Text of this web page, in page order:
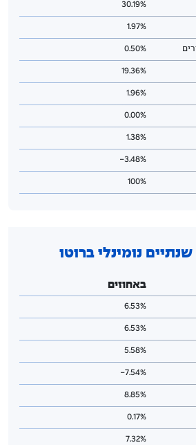
30.19%
1.97%
0.50%
19.36%
1.96%
0.00%
1.38%
3.48%-
100%
נומינלי ברוטו
באחוזים
6.53%
6.53%
5.58%
7.54%-
8.85%
0.17%
7.32%